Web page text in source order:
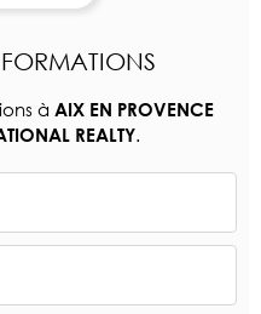
à AIX EN PROVENCE
REALTY.